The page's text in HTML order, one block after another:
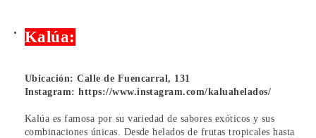
Kalúa:
Ubicación: Calle de Fuencarral, 131
Instagram:https://www.instagram.com/kaluahelados/
Kalúa es famosa por su variedad de sabores exóticos y sus
combinaciones únicas. Desde helados de frutas tropicales hasta